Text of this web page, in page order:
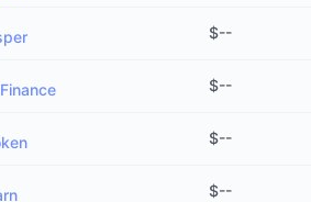
$--
$--
$--
$--